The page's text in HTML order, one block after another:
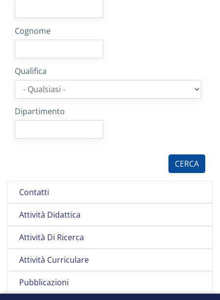
Contatti
Attività Didattica
Attività Di Ricerca
Attività Curriculare
Pubblicazioni
Cognome
Qualifica
Dipartimento